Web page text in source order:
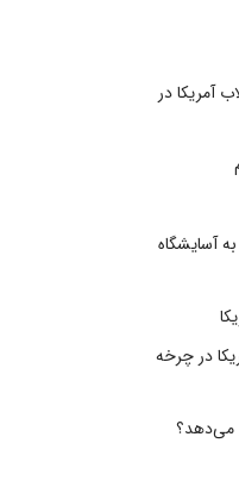
آمریکا در
آسایشگاه
در چرخه
می‌دهد؟